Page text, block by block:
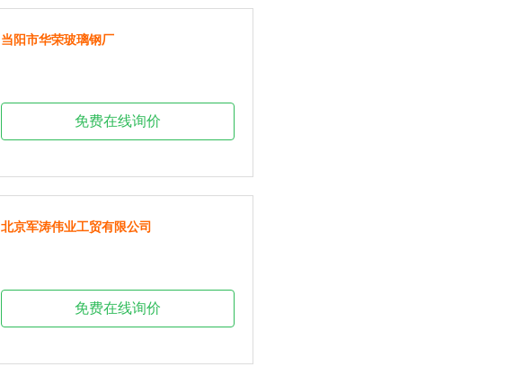
当阳市华荣玻璃钢厂
免费在线询价
北京军涛伟业工贸有限公司
免费在线询价